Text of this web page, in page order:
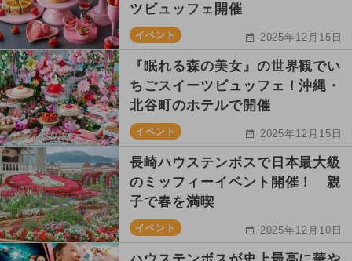
ツビュッフェ開催
イベント 2025年12月15日
『眠れる森の美女』の世界観でい
ちごスイーツビュッフェ！沖縄・
北谷町のホテルで開催
イベント 2025年12月15日
長崎ハウステンボスで日本最大級
のミッフィーイベント開催！ 親
子で春を満喫
イベント 2025年12月10日